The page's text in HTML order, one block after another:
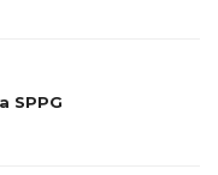
SPPG